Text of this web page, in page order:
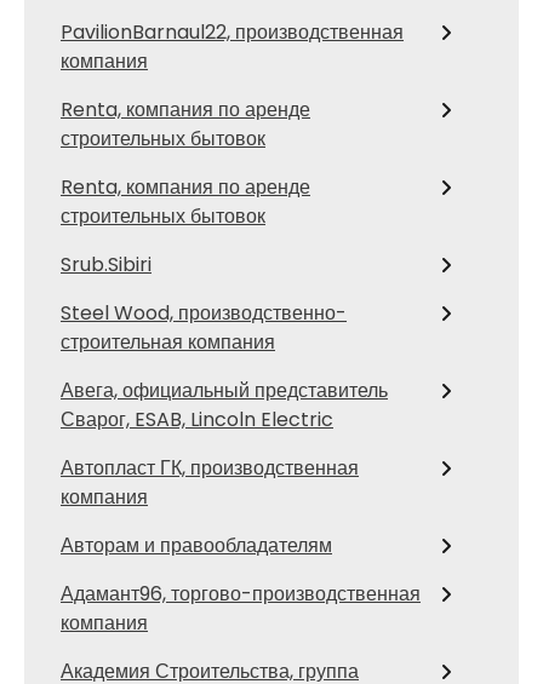
PavilionBarnaul22, производственная
компания
Renta, компания по аренде
строительных бытовок
Renta, компания по аренде
строительных бытовок
Srub.Sibiri
Steel Wood, производственно-
строительная компания
Авега, официальный представитель
Сварог, ESAB, Lincoln Electric
Автопласт ГК, производственная
компания
Авторам и правообладателям
Адамант96, торгово-производственная
компания
Академия Строительства, группа